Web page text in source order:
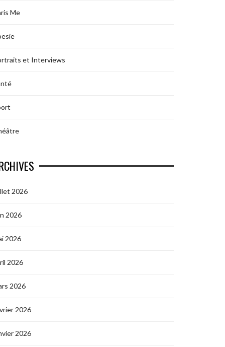
Me
et Interviews
2026
2026
2026
2026
2026
2026
2026